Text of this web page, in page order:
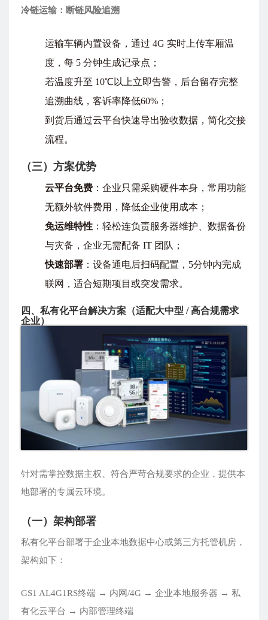
冷链运输：断链风险追溯
运输车辆内置设备，通过 4G 实时上传车厢温
度，每 5 分钟生成记录点；
若温度升至 10℃以上立即告警，后台留存完整
追溯曲线，客诉率降低60%；
到货后通过云平台快速导出验收数据，简化交接
流程。
（三）方案优势
云平台免费 ：企业只需采购硬件本身，常用功能
无额外软件费用，降低企业使用成本；
免运维特性 ：轻松连负责服务器维护、数据备份
与灾备，企业无需配备 IT 团队；
快速部署 ：设备通电后扫码配置，5分钟内完成
联网，适合短期项目或突发需求。
四、私有化平台解决方案（适配大中型 / 高合规需求
企业）
针对需掌控数据主权、符合严苛合规要求的企业，提供本
地部署的专属云环境。
（一）架构部署
私有化平台部署于企业本地数据中心或第三方托管机房，
架构如下：
GS1 AL4G1RS终端 → 内网/4G → 企业本地服务器 → 私
有化云平台 → 内部管理终端